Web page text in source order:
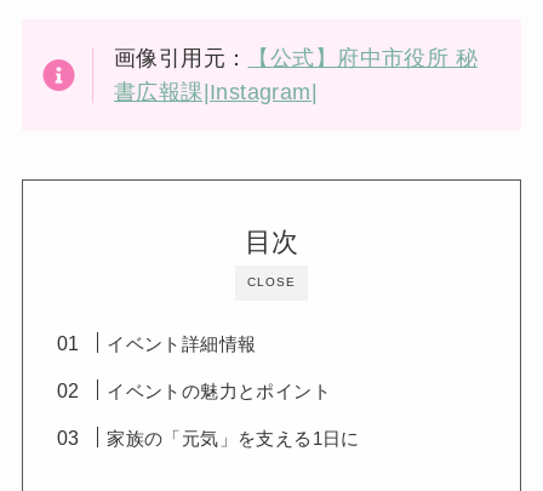
画像引用元：
【公式】府中市役所 秘
書広報課|Instagram|
CLOSE
目次
イベント詳細情報
イベントの魅力とポイント
家族の「元気」を支える1日に